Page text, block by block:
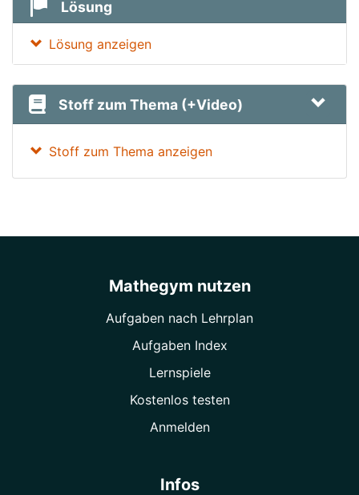
Lösung
Lösung anzeigen
Stoff zum Thema (+Video)
Stoff zum Thema anzeigen
Mathegym nutzen
Aufgaben nach Lehrplan
Aufgaben Index
Lernspiele
Kostenlos testen
Anmelden
Infos